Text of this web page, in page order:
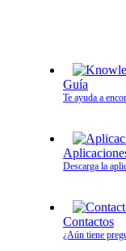
Guía
Te ayuda a
Descarga la
Contactos
¿Aún tiene